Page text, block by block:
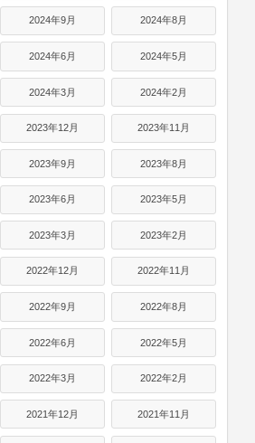
2024年9月 2024年8月
2024年6月 2024年5月
2024年3月 2024年2月
2023年12月 2023年11月
2023年9月 2023年8月
2023年6月 2023年5月
2023年3月 2023年2月
2022年12月 2022年11月
2022年9月 2022年8月
2022年6月 2022年5月
2022年3月 2022年2月
2021年12月 2021年11月